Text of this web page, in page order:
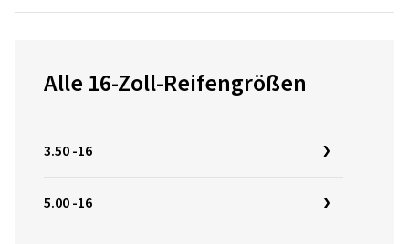
Alle 16-Zoll-Reifengrößen
3.50 -16
5.00 -16